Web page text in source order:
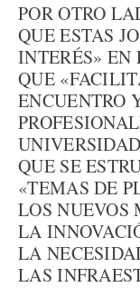
POR OTRO
QUE ESTAS
INTERÉS»
QUE
ENCUENTRO
QUE SE
«TEMAS DE
LOS NUEVOS
LA
LA
LAS